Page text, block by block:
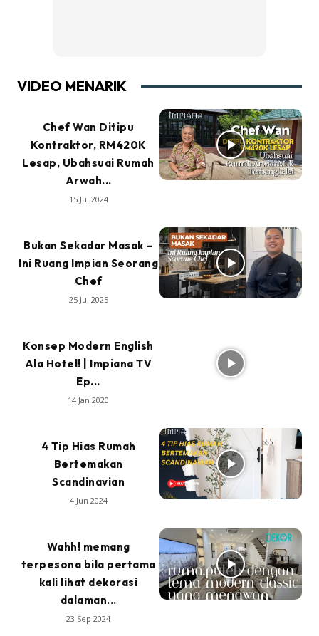
VIDEO MENARIK
Chef Wan Ditipu
Kontraktor, RM420K
Lesap, Ubahsuai Rumah
Arwah...
15 Jul 2024
Bukan Sekadar Masak –
Ini Ruang Impian Seorang
Chef
25 Jul 2025
Konsep Modern English
Ala Hotel! | Impiana TV
Ep...
14 Jan 2020
4 Tip Hias Rumah
Bertemakan
Scandinavian
4 Jun 2024
Wahh! memang
terpesona bila pertama
kali lihat dekorasi
dalaman...
23 Sep 2024